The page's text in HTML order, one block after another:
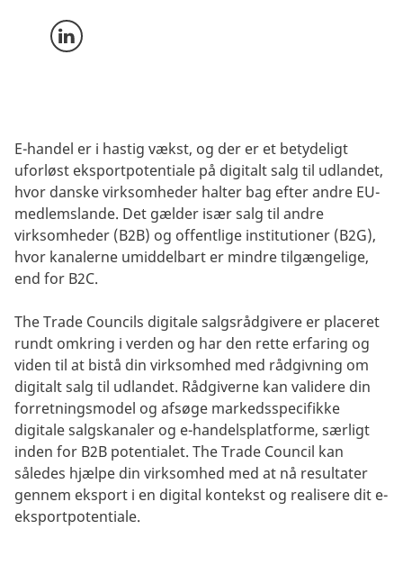
Del på LinkedIn
E-handel er i hastig vækst, og der er et betydeligt
uforløst eksportpotentiale på digitalt salg til udlandet,
hvor danske virksomheder halter bag efter andre EU-
medlemslande. Det gælder især salg til andre
virksomheder (B2B) og offentlige institutioner (B2G),
hvor kanalerne umiddelbart er mindre tilgængelige,
end for B2C.
The Trade Councils digitale salgsrådgivere er placeret
rundt omkring i verden og har den rette erfaring og
viden til at bistå din virksomhed med rådgivning om
digitalt salg til udlandet. Rådgiverne kan validere din
forretningsmodel og afsøge markedsspecifikke
digitale salgskanaler og e-handelsplatforme, særligt
inden for B2B potentialet. The Trade Council kan
således hjælpe din virksomhed med at nå resultater
gennem eksport i en digital kontekst og realisere dit e-
eksportpotentiale.